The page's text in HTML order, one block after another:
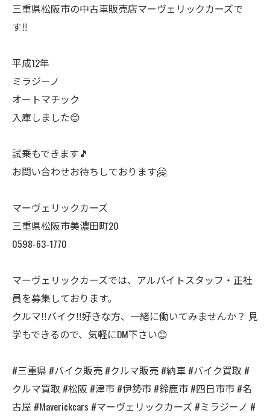
三重県松阪市の中古車販売店マーヴェリックカーズで
す‼️
平成12年
ミラジーノ
オートマチック
入庫しました😊
試乗もできます🎵
お問い合わせお待ちしております🤗
マーヴェリックカーズ
三重県松阪市美濃田町20
0598-63-1770
マーヴェリックカーズでは、アルバイトスタッフ・正社
員を募集しております。
クルマ‼️バイク‼️好きな方、一緒に働いてみませんか？ 見
学もできるので、気軽にDM下さい😊
#三重県 #バイク販売 #クルマ販売 #納車 #バイク買取 #
クルマ買取 #松阪 #津市 #伊勢市 #鈴鹿市 #四日市市 #名
古屋 #Maverickcars #マーヴェリックカーズ #ミラジーノ #